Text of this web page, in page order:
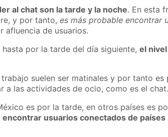
al chat son la tarde y la noche. En esta
y por tanto,es más probable encontrar
afluencia de usuarios.
por la tarde del día siguiente,el
suelen ser matinales y por tanto
a las actividades de ocio, como es el chat.
es por la tarde, en otros países es
usuarios conectados de